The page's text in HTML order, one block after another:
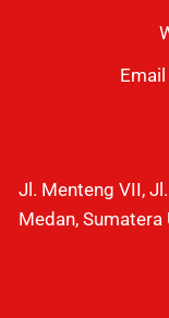
Jl. Menteng VII,
Medan,